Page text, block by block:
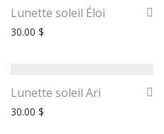
Lunette soleil Éloi
30.00 $
Lunette soleil Ari
30.00 $